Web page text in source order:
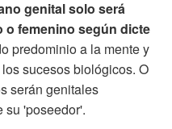
genital solo será
femenino según dicte
predominio a la mente y
sucesos biológicos. O
serán genitales
su 'poseedor'.